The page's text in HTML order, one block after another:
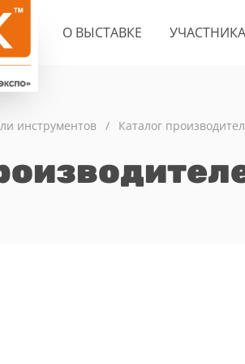
О ВЫСТАВКЕ
инструментов / Каталог